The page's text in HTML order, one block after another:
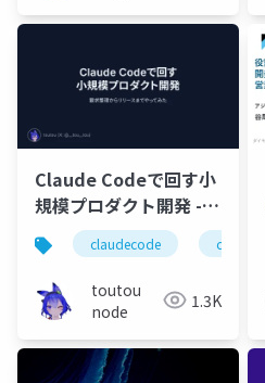
Claude Codeで回す小
規模プロダクト開発 -
要求整理からリリース
までやってみた
claudecode claude
toutou
node
1.3K